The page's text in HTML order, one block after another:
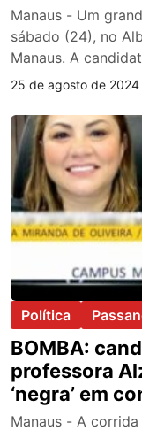
Manaus - Um
sábado (24), no
Manaus. A
25 de agosto de
Política
BOMBA:
professora
‘negra’ em
fantasma’
Manaus - A